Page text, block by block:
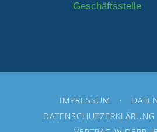
Geschäftsstelle
IMPRESSUM •
DATENSCHUTZERKLÄRUNG